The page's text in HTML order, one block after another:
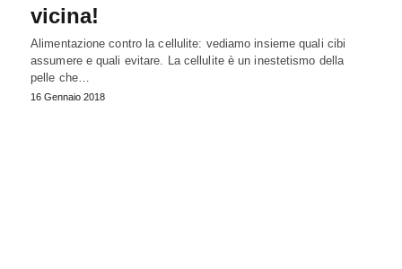
vicina!
Alimentazione contro la cellulite: vediamo insieme quali cibi
assumere e quali evitare. La cellulite è un inestetismo della
pelle che…
16 Gennaio 2018